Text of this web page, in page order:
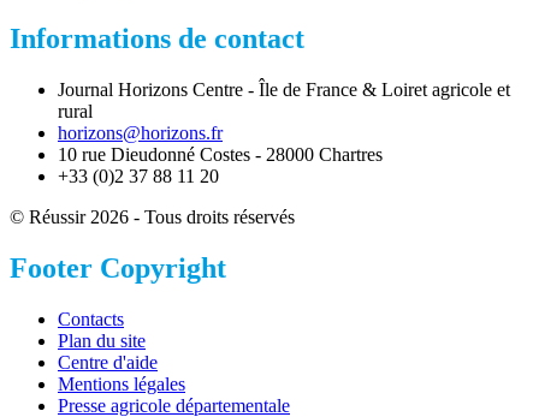
Informations de contact
Journal Horizons Centre - Île de France & Loiret agricole et
rural
horizons@horizons.fr
10 rue Dieudonné Costes - 28000 Chartres
+33 (0)2 37 88 11 20
© Réussir 2026 - Tous droits réservés
Footer Copyright
Contacts
Plan du site
Centre d'aide
Mentions légales
Presse agricole départementale